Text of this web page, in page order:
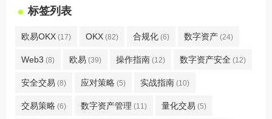
标签列表
欧易OKX (17) OKX (82) 合规化 (6) 数字资产 (24)
Web3 (8) 欧易 (39) 操作指南 (12) 数字资产安全 (12)
安全交易 (8) 应对策略 (5) 实战指南 (10)
交易策略 (6) 数字资产管理 (11) 量化交易 (5)